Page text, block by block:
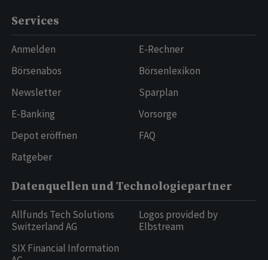
Services
Anmelden
Börsenabos
Newsletter
E-Banking
Depot eröffnen
Ratgeber
E-Rechner
Börsenlexikon
Sparplan
Vorsorge
FAQ
Datenquellen und Technologiepartner
Allfunds Tech Solutions
Switzerland AG
SIX Financial Information
Logos provided by
Elbstream